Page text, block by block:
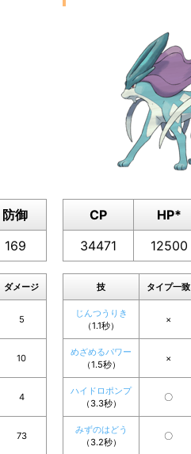
防御
169
ダメージ
5
10
4
73
CP HP*
34471
12500
技 タイプ一致
じんつうりき
（1.1秒）
×
めざめるパワー
（1.5秒）
×
ハイドロポンプ
（3.3秒）
〇
みずのはどう
（3.2秒）
〇